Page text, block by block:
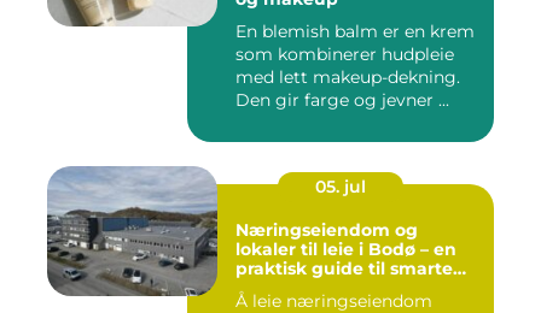
En blemish balm er en krem
som kombinerer hudpleie
med lett makeup-dekning.
Den gir farge og jevner ...
05. jul
Næringseiendom og
lokaler til leie i Bodø – en
praktisk guide til smarte
valg
Å leie næringseiendom